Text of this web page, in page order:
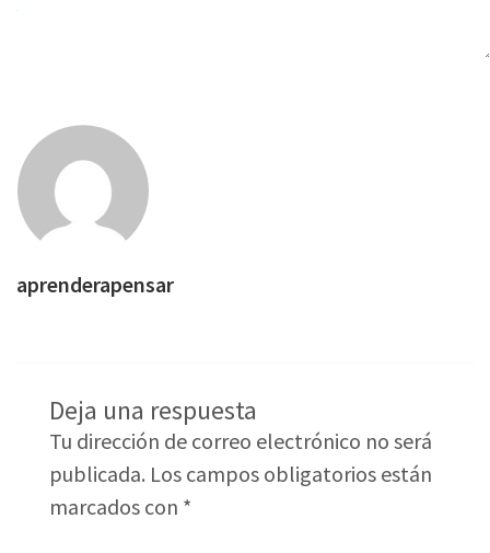
aprenderapensar
Deja una respuesta
Tu dirección de correo electrónico no será
publicada. Los campos obligatorios están
marcados con *